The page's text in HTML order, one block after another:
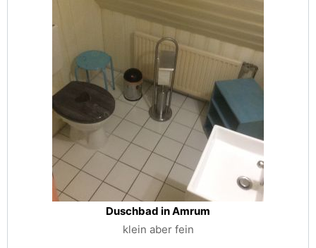
Duschbad in Amrum
klein aber fein